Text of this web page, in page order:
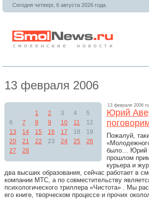
Сегодня четверг, 6 августа 2026 года.
13 февраля 2006
1 2 3 4
5
6
7 8 9 10 11
12
13
14 15 16 17 18
19
20
21 22 23 24 25
26
27
28
13 февраля 2006
Юрий
Пожалуй,
было… Юрий
прошлом
курьера и
два высших образования, сейчас работает в
компании МТС, а по совместительству
психологического триллера «Чистота» . Мы
его книге, творческом процессе и прочих